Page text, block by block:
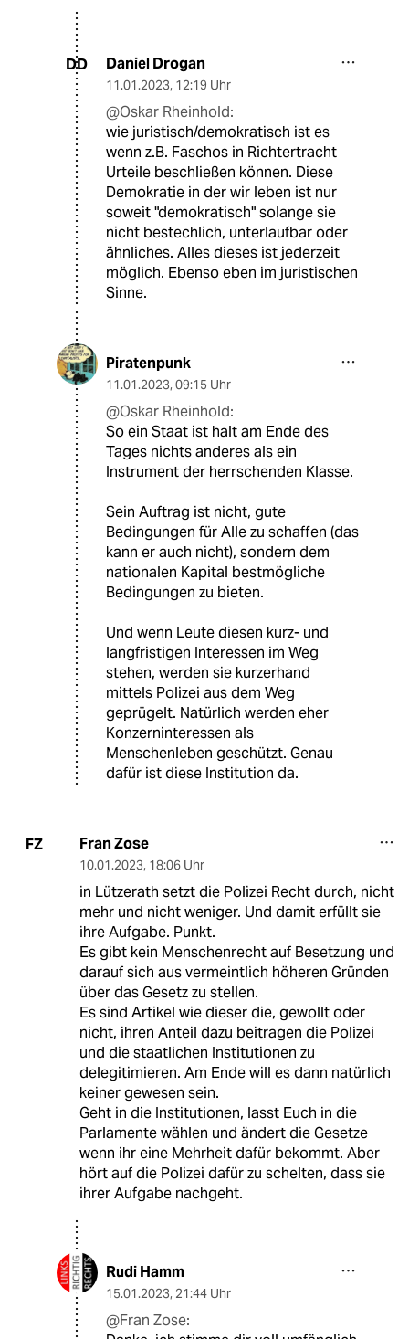
DD Daniel Drogan
11.01.2023, 12:19 Uhr
@Oskar Rheinhold:
wie juristisch/demokratisch ist es
wenn z.B. Faschos in Richtertracht
Urteile beschließen können. Diese
Demokratie in der wir leben ist nur
soweit "demokratisch" solange sie
nicht bestechlich, unterlaufbar oder
ähnliches. Alles dieses ist jederzeit
möglich. Ebenso eben im juristischen
Sinne.
Piratenpunk
11.01.2023, 09:15 Uhr
@Oskar Rheinhold:
So ein Staat ist halt am Ende des
Tages nichts anderes als ein
Instrument der herrschenden Klasse.
Sein Auftrag ist nicht, gute
Bedingungen für Alle zu schaffen (das
kann er auch nicht), sondern dem
nationalen Kapital bestmögliche
Bedingungen zu bieten.
Und wenn Leute diesen kurz- und
langfristigen Interessen im Weg
stehen, werden sie kurzerhand
mittels Polizei aus dem Weg
geprügelt. Natürlich werden eher
Konzerninteressen als
Menschenleben geschützt. Genau
dafür ist diese Institution da.
FZ Fran Zose
10.01.2023, 18:06 Uhr
in Lützerath setzt die Polizei Recht durch, nicht
mehr und nicht weniger. Und damit erfüllt sie
ihre Aufgabe. Punkt.
Es gibt kein Menschenrecht auf Besetzung und
darauf sich aus vermeintlich höheren Gründen
über das Gesetz zu stellen.
Es sind Artikel wie dieser die, gewollt oder
nicht, ihren Anteil dazu beitragen die Polizei
und die staatlichen Institutionen zu
delegitimieren. Am Ende will es dann natürlich
keiner gewesen sein.
Geht in die Institutionen, lasst Euch in die
Parlamente wählen und ändert die Gesetze
wenn ihr eine Mehrheit dafür bekommt. Aber
hört auf die Polizei dafür zu schelten, dass sie
ihrer Aufgabe nachgeht.
Rudi Hamm
15.01.2023, 21:44 Uhr
@Fran Zose: